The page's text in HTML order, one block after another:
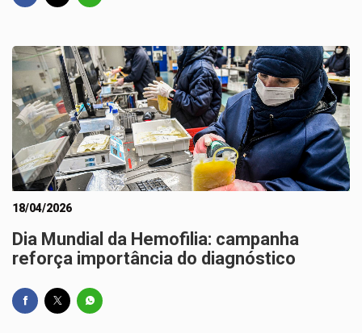
18/04/2026
Dia Mundial da Hemofilia: campanha
reforça importância do diagnóstico